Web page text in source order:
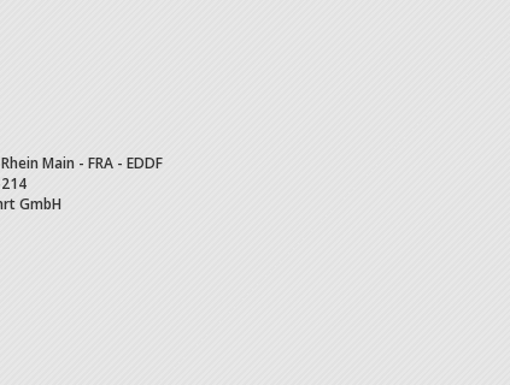
Main - FRA - EDDF
GmbH